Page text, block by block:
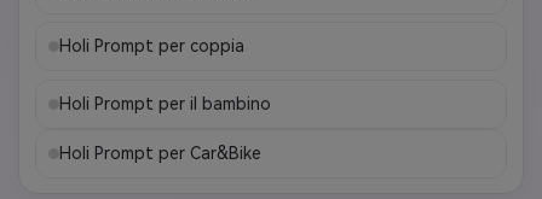
Holi Prompt per coppia
Holi Prompt per il bambino
Holi Prompt per Car&Bike